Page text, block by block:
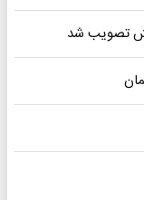
تصویب شد